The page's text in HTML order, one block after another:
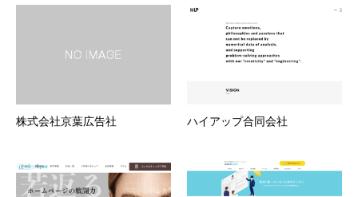
株式会社京葉広告社 ハイアップ合同会社